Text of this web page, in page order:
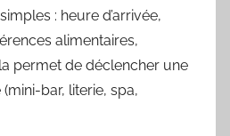
: heure d’arrivée,
alimentaires,
permet de déclencher une
bar, literie, spa,